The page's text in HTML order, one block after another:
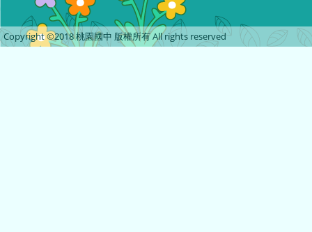
Copyright ©2018 桃園國中 版權所有 All rights reserved